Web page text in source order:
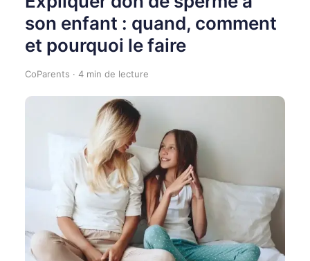
son enfant : quand, comment
et pourquoi le faire
CoParents · 4 min de lecture